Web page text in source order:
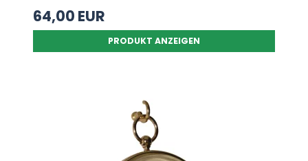
64,00 EUR
PRODUKT ANZEIGEN